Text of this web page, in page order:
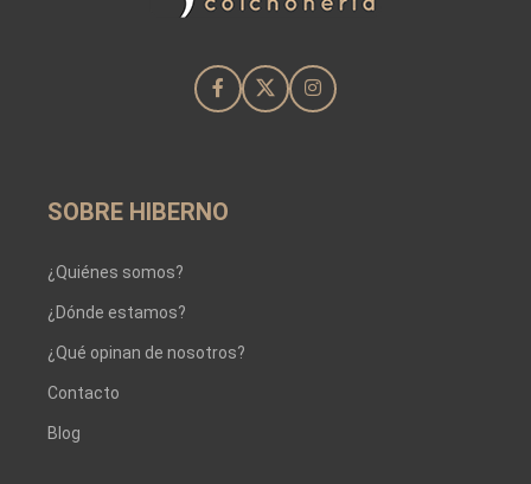
SOBRE HIBERNO
¿Quiénes somos?
¿Dónde estamos?
¿Qué opinan de nosotros?
Contacto
Blog